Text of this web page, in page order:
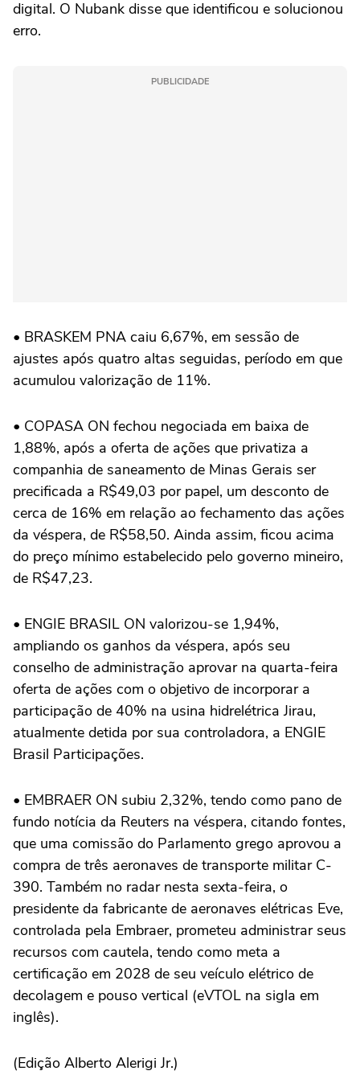
digital. O Nubank disse que identificou e solucionou
erro.
PUBLICIDADE
• BRASKEM PNA caiu 6,67%, em sessão de
ajustes após quatro altas seguidas, período em que
acumulou valorização de 11%.
• COPASA ON fechou negociada em baixa de
1,88%, após a oferta de ações que privatiza a
companhia de saneamento de Minas Gerais ser
precificada a R$49,03 por papel, um desconto de
cerca de 16% em relação ao fechamento das ações
da véspera, de R$58,50. Ainda assim, ficou acima
do preço mínimo estabelecido pelo governo mineiro,
de R$47,23.
• ENGIE BRASIL ON valorizou-se 1,94%,
ampliando os ganhos da véspera, após seu
conselho de administração aprovar na quarta-feira
oferta de ações com o objetivo de incorporar a
participação de 40% na usina hidrelétrica Jirau,
atualmente detida por sua controladora, a ENGIE
Brasil Participações.
• EMBRAER ON subiu 2,32%, tendo como pano de
fundo notícia da Reuters na véspera, citando fontes,
que uma comissão do Parlamento grego aprovou a
compra de três aeronaves de transporte militar C-
390. Também no radar nesta sexta-feira, o
presidente da fabricante de aeronaves elétricas Eve,
controlada pela Embraer, prometeu administrar seus
recursos com cautela, tendo como meta a
certificação em 2028 de seu veículo elétrico de
decolagem e pouso vertical (eVTOL na sigla em
inglês).
(Edição Alberto Alerigi Jr.)